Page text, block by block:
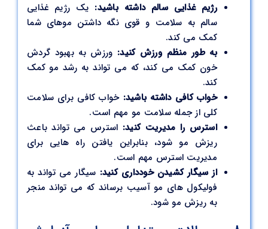
رژیم غذایی سالم داشته باشید: یک رژیم غذایی
سالم به سلامت و قوی نگه داشتن موهای شما
کمک می کند.
به طور منظم ورزش کنید: ورزش به بهبود گردش
خون کمک می کند، که می تواند به رشد مو کمک
کند.
خواب کافی داشته باشید: خواب کافی برای سلامت
کلی از جمله سلامت مو مهم است.
استرس را مدیریت کنید: استرس می تواند باعث
ریزش مو شود، بنابراین یافتن راه هایی برای
مدیریت استرس مهم است.
از سیگار کشیدن خودداری کنید: سیگار می تواند به
فولیکول های مو آسیب برساند که می تواند منجر
به ریزش مو شود.